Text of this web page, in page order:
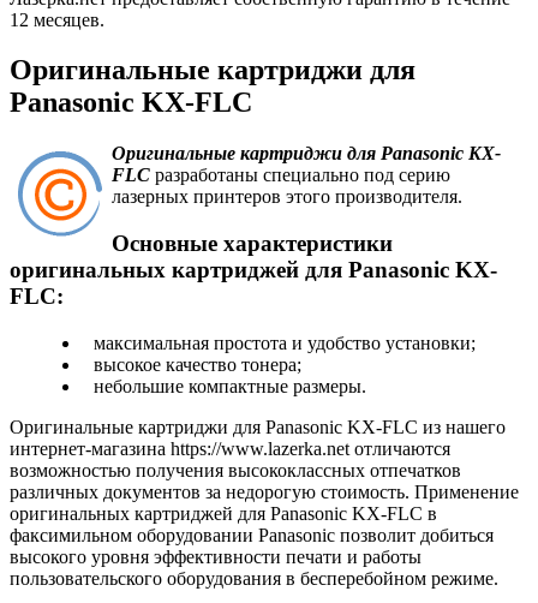
12 месяцев.
Оригинальные картриджи для
Panasonic KX-FLC
Оригинальные картриджи для Panasonic KX-
FLC разработаны специально под серию
лазерных принтеров этого производителя.
Основные характеристики
оригинальных картриджей для Panasonic KX-
FLC:
максимальная простота и удобство установки;
высокое качество тонера;
небольшие компактные размеры.
Оригинальные картриджи для Panasonic KX-FLC из нашего
интернет-магазина https://www.lazerka.net отличаются
возможностью получения высококлассных отпечатков
различных документов за недорогую стоимость. Применение
оригинальных картриджей для Panasonic KX-FLC в
факсимильном оборудовании Panasonic позволит добиться
высокого уровня эффективности печати и работы
пользовательского оборудования в бесперебойном режиме.